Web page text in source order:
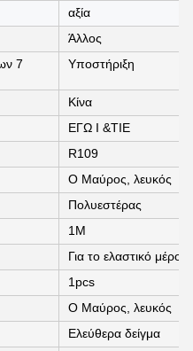
αξία
Άλλος
7
Υποστήριξη
Κίνα
ΕΓΩ Ι &TIE
R109
Ο Μαύρος, λευκός
Πολυεστέρας
1M
Για το ελαστικό
1pcs
Ο Μαύρος, λευκός
Ελεύθερα δείγμα